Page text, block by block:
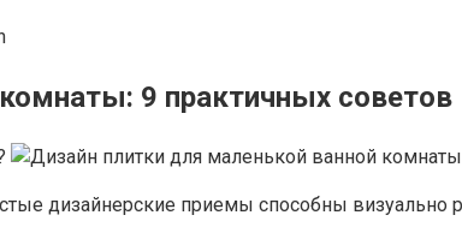
9 практичных советов
дизайнерские приемы способны